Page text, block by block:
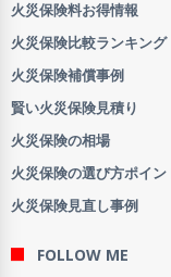
火災保険料お得情報
火災保険比較ランキング
火災保険補償事例
賢い火災保険見積り
火災保険の相場
火災保険の選び方ポイン
火災保険見直し事例
FOLLOW ME